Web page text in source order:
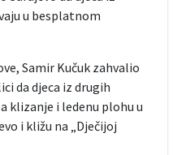
u besplatnom
Samir Kučuk zahvalio
da djeca iz drugih
klizanje i ledenu plohu u
i kližu na „Dječijoj